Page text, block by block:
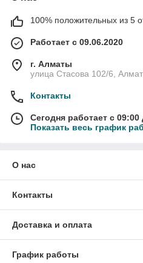
100% положительных из 5
Работает с 09.06.2020
г. Алматы
улица Стасова 102/6,
Контакты
Сегодня работает с 09:00
Показать весь график
О нас
Контакты
Доставка и оплата
График работы